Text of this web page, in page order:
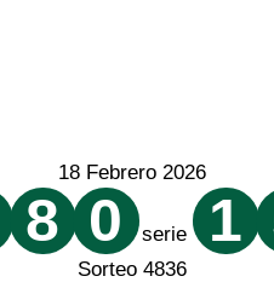
18 Febrero 2026
8 0 serie 1
Sorteo 4836